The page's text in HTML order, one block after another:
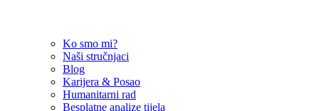
Ko smo mi?
Naši stručnjaci
Blog
Karijera & Posao
Humanitarni rad
Besplatne analize tijela